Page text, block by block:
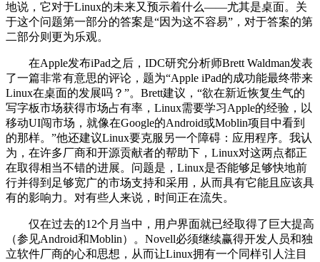
地说，它对于Linux的未来又预示着什么——尤其是桌面。关
于这个问题第一部分的答案是“因为这不容易”，对于答案的第
二部分则更为乐观。
在Apple发布iPad之后，IDC研究分析师Brett Waldman发表
了一篇非常有意思的评论，题为“Apple iPad的成功能最终带来
Linux在桌面的发展吗？”。Brett建议，“欲在新近恢复生气的
写字板市场获得市场占有率，Linux需要学习Apple的经验，以
移动UI闯市场，就像在Google的Android或Moblin项目中看到
的那样。”他还建议Linux要克服另一个障碍：应用程序。我认
为，在许多厂商和开源贡献者的帮助下，Linux对这两点都正
在取得相当不错的进展。问题是，Linux是否能够足够快地前
行并得到足够宽广的市场支持和采用，从而具有它能且应该具
有的影响力。对有些人来说，时间正在流失。
仅在过去的12个月当中，用户界面就已经取得了巨大提高
（参见Android和Moblin）。Novell必须继续赢得开发人员和独
立软件厂商的心和思想，从而让Linux拥有一个同样引人注目